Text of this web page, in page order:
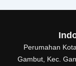
Perumahan
Gambut, Kec.